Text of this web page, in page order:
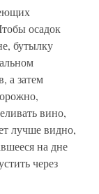
осадок
бутылку
а затем
вино,
лучше видно,
на дне
через